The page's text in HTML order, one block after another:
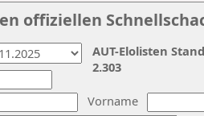
offiziellen
Vorname
AUT-Elolisten
2.303